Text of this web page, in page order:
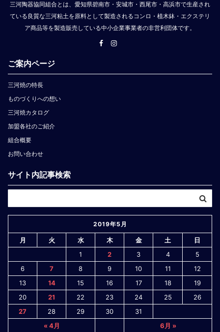
三河陶器協同組合とは、愛知県碧南市・安城市・西尾市・高浜市で生産され
ている良質な三河粘土を原料として製造されるコンロ・植木鉢・エクステリ
ア商品等を製造販売している中小企業事業者の非営利団体です。
ご案内ページ
三河焼の特長
ものづくりへの想い
三河焼カタログ
加盟各社のご紹介
組合概要
お問い合わせ
サイト内記事検索
2019年5月
月 火 水 木 金 土 日
« 4月 6月 »
1 2 3 4
5
6
7 8 9 10 11
12
13
14 15 16 17 18
19
20
21 22 23 24 25
26
27
28 29 30 31